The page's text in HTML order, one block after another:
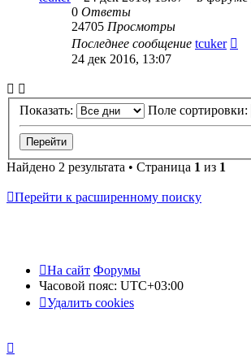
0 Ответы
24705 Просмотры
Последнее сообщение tcuker
24 дек 2016, 13:07
Показать: Поле сортировки:
Найдено 2 результата • Страница 1 из 1
Перейти к расширенному поиску
На сайт Форумы
Часовой пояс: UTC+03:00
Удалить cookies